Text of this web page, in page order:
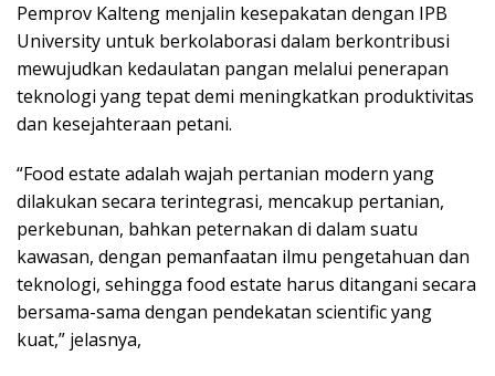
Pemprov Kalteng menjalin kesepakatan dengan IPB
University untuk berkolaborasi dalam berkontribusi
mewujudkan kedaulatan pangan melalui penerapan
teknologi yang tepat demi meningkatkan produktivitas
dan kesejahteraan petani.
“Food estate adalah wajah pertanian modern yang
dilakukan secara terintegrasi, mencakup pertanian,
perkebunan, bahkan peternakan di dalam suatu
kawasan, dengan pemanfaatan ilmu pengetahuan dan
teknologi, sehingga food estate harus ditangani secara
bersama-sama dengan pendekatan scientific yang
kuat,” jelasnya,